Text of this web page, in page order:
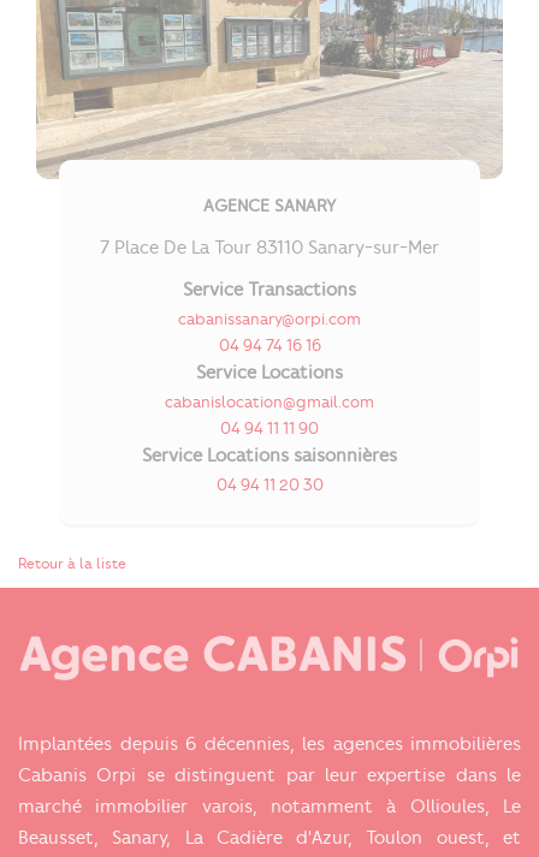
AGENCE SANARY
7 Place De La Tour 83110 Sanary-sur-Mer
Service Transactions
cabanissanary@orpi.com
04 94 74 16 16
Service Locations
cabanislocation@gmail.com
04 94 11 11 90
Service Locations saisonnières
04 94 11 20 30
Retour à la liste
Implantées depuis 6 décennies, les agences immobilières
Cabanis Orpi se distinguent par leur expertise dans le
marché immobilier varois, notamment à Ollioules, Le
Beausset, Sanary, La Cadière d'Azur, Toulon ouest, et